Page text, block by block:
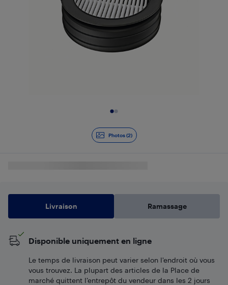
Photos (2)
Livraison Ramassage
Disponible uniquement en ligne
Le temps de livraison peut varier selon l'endroit où vous
vous trouvez. La plupart des articles de la Place de
marché quittent l’entrepôt du vendeur dans les 2 jours